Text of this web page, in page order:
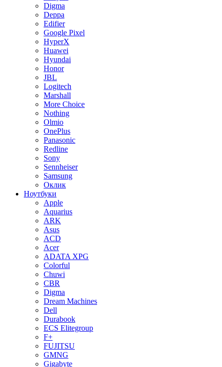
Digma
Deppa
Edifier
Google Pixel
HyperX
Huawei
Hyundai
Honor
JBL
Logitech
Marshall
More Choice
Nothing
Olmio
OnePlus
Panasonic
Redline
Sony
Sennheiser
Samsung
Оклик
Ноутбуки
Apple
Aquarius
ARK
Asus
ACD
Acer
ADATA XPG
Colorful
Chuwi
CBR
Digma
Dream Machines
Dell
Durabook
ECS Elitegroup
F+
FUJITSU
GMNG
Gigabyte